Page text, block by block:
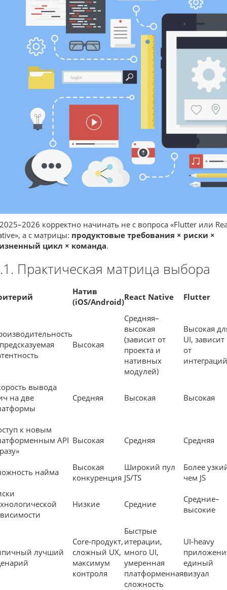
корректно начинать не с вопроса «Flutter или
а с матрицы: продуктовые требования × риски ×
цикл × команда.
Практическая матрица выбора
Натив
(iOS/Android)React Native Flutter
Высокая
Средняя–
высокая
(зависит от
проекта и
нативных
модулей)
Высокая
UI, зависит
от
интеграций
вывода
на две
Средняя Высокая Высокая
к новым
API Высокая Средняя Средняя
найма
Высокая
конкуренция
Широкий пул
JS/TS
Более
чем JS
Низкие Средние
Средние–
высокие
лучший
Core-продукт,
сложный UX,
максимум
контроля
Быстрые
итерации,
много UI,
умеренная
платформенная
сложность
UI-heavy
единый
визуал